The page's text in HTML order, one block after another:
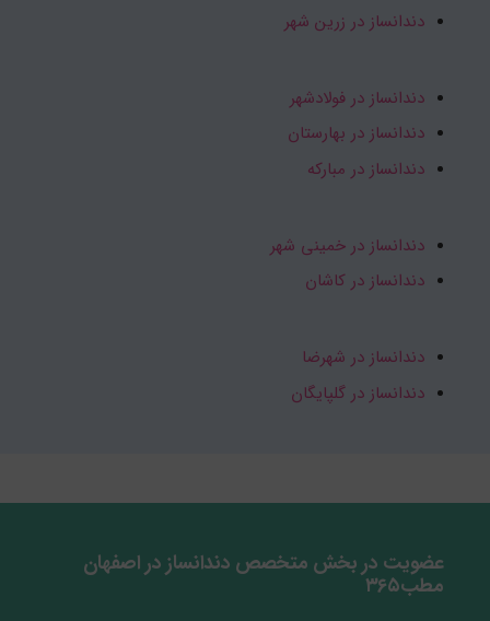
دندانساز در زرین شهر
دندانساز در فولادشهر
دندانساز در بهارستان
دندانساز در مبارکه
دندانساز در خمینی شهر
دندانساز در کاشان
دندانساز در شهرضا
دندانساز در گلپایگان
عضویت در بخش متخصص دندانساز در اصفهان
مطب۳۶۵